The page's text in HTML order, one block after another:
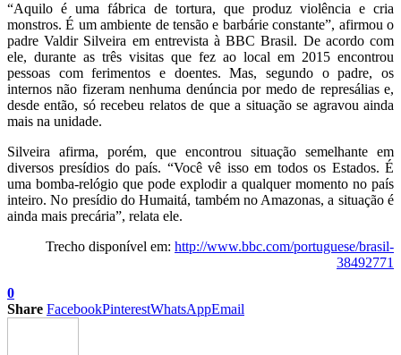
“Aquilo é uma fábrica de tortura, que produz violência e cria
monstros. É um ambiente de tensão e barbárie constante”, afirmou o
padre Valdir Silveira em entrevista à BBC Brasil. De acordo com
ele, durante as três visitas que fez ao local em 2015 encontrou
pessoas com ferimentos e doentes. Mas, segundo o padre, os
internos não fizeram nenhuma denúncia por medo de represálias e,
desde então, só recebeu relatos de que a situação se agravou ainda
mais na unidade.
Silveira afirma, porém, que encontrou situação semelhante em
diversos presídios do país. “Você vê isso em todos os Estados. É
uma bomba-relógio que pode explodir a qualquer momento no país
inteiro. No presídio do Humaitá, também no Amazonas, a situação é
ainda mais precária”, relata ele.
Trecho disponível em: http://www.bbc.com/portuguese/brasil-
38492771
0
Share FacebookPinterestWhatsAppEmail